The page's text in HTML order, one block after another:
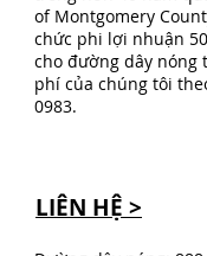
of Montgomery
chức phi lợi nhuận
cho đường dây nóng
phí của chúng tôi
0983.
LIÊN HỆ >